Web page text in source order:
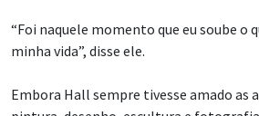
“Foi naquele momento que eu soube o
minha vida”, disse ele.
Embora Hall sempre tivesse amado as